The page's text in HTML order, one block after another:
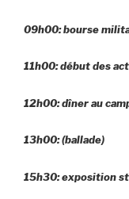
09h00: bourse
11h00: début des
12h00: dîner au
13h00: (ballade)
15h30: exposition